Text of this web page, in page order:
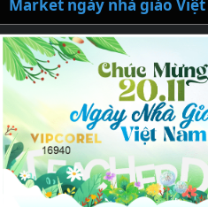
Market ngày nhà giáo Việt